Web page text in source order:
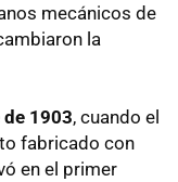
mecánicos de
la
1903, cuando el
fabricado con
en el primer